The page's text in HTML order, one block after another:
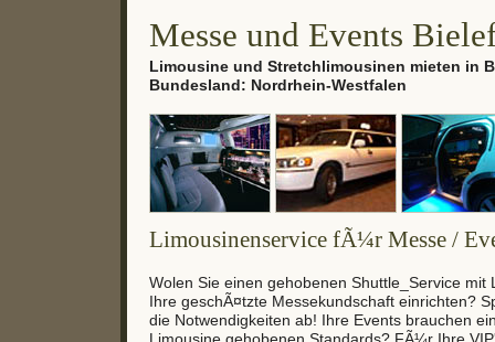
Messe und Events
Limousine und Stretchlimousinen mieten in
Bundesland: Nordrhein-Westfalen
Limousinenservice fÃ¼r Messe /
Wolen Sie einen gehobenen Shuttle_Service
Ihre geschÃ¤tzte Messekundschaft einrichten?
die Notwendigkeiten ab! Ihre Events brauchen